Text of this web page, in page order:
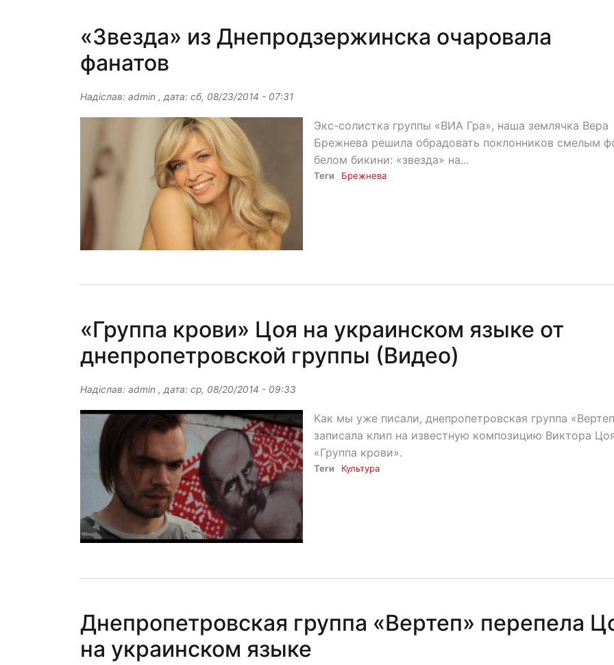
«Звезда» из Днепродзержинска очаровала
фанатов
Надіслав: admin , дата: сб, 08/23/2014 - 07:31
Экс-солистка группы «ВИА Гра», наша землячка Вера
Брежнева решила обрадовать поклонников смелым
белом бикини: «звезда» на...
Теги Брежнева
«Группа крови» Цоя на украинском языке от
днепропетровской группы (Видео)
Надіслав: admin , дата: ср, 08/20/2014 - 09:33
Как мы уже писали, днепропетровская группа
записала клип на известную композицию Виктора
«Группа крови».
Теги Культура
Днепропетровская группа «Вертеп» перепела
на украинском языке